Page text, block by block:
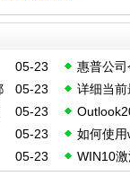
05-23
惠普公
05-23
详细当
和他们的
05-23
导出方法
05-23
如何使
05-23
WIN10